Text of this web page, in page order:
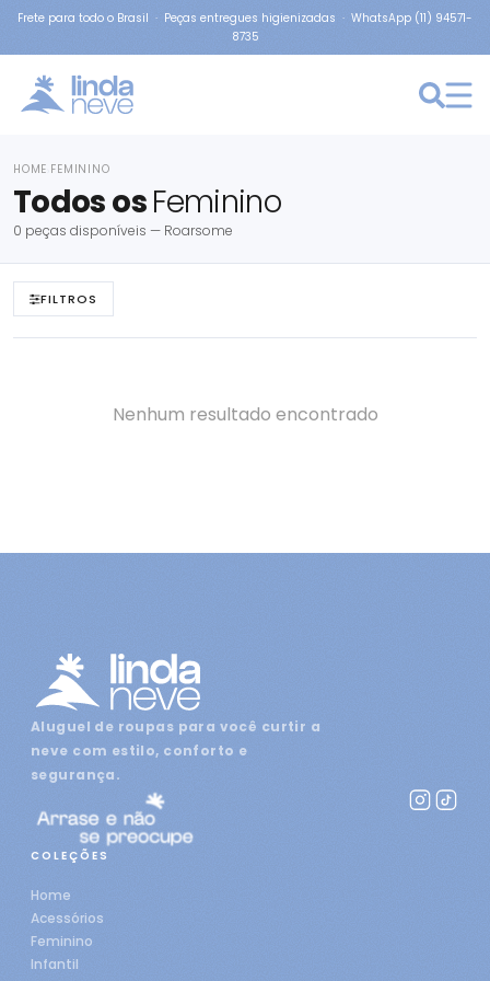
Frete para todo o Brasil · Peças entregues higienizadas · WhatsApp (11) 94571-
8735
HOME FEMININO
Todos osFeminino
0 peças disponíveis — Roarsome
FILTROS
Nenhum resultado encontrado
Aluguel de roupas para você curtir a
neve com estilo, conforto e
segurança.
COLEÇÕES
Home
Acessórios
Feminino
Infantil